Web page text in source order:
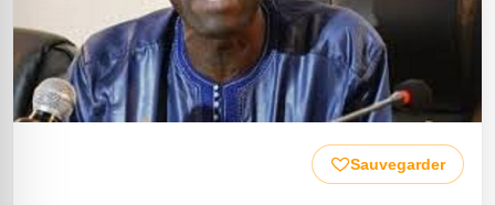
Sauvegarder